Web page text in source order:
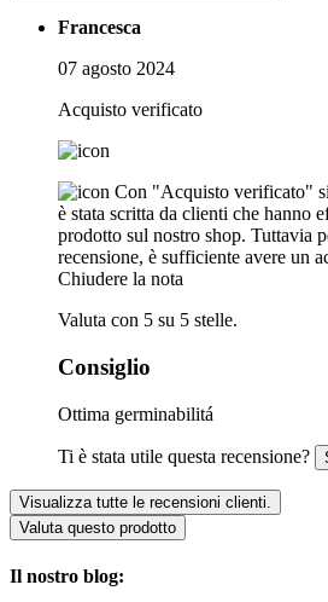
Francesca
07 agosto 2024
Acquisto verificato
Con "Acquisto verificato"
è stata scritta da clienti che hanno
prodotto sul nostro shop. Tuttavia
recensione, è sufficiente avere un
Chiudere la nota
Valuta con 5 su 5 stelle.
Consiglio
Ottima germinabilitá
Ti è stata utile questa recensione?
Visualizza tutte le recensioni clienti.
Valuta questo prodotto
Il nostro blog: